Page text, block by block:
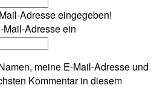
Adresse eingegeben!
Mail-Adresse ein
meine E-Mail-Adresse und
Kommentar in diesem